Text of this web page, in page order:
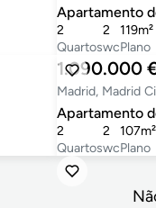
Apartamento
Quartos
2
wc
2
Plano
119m²
1.090.000
Madrid, Madrid
Apartamento
Quartos
2
wc
2
Plano
107m²